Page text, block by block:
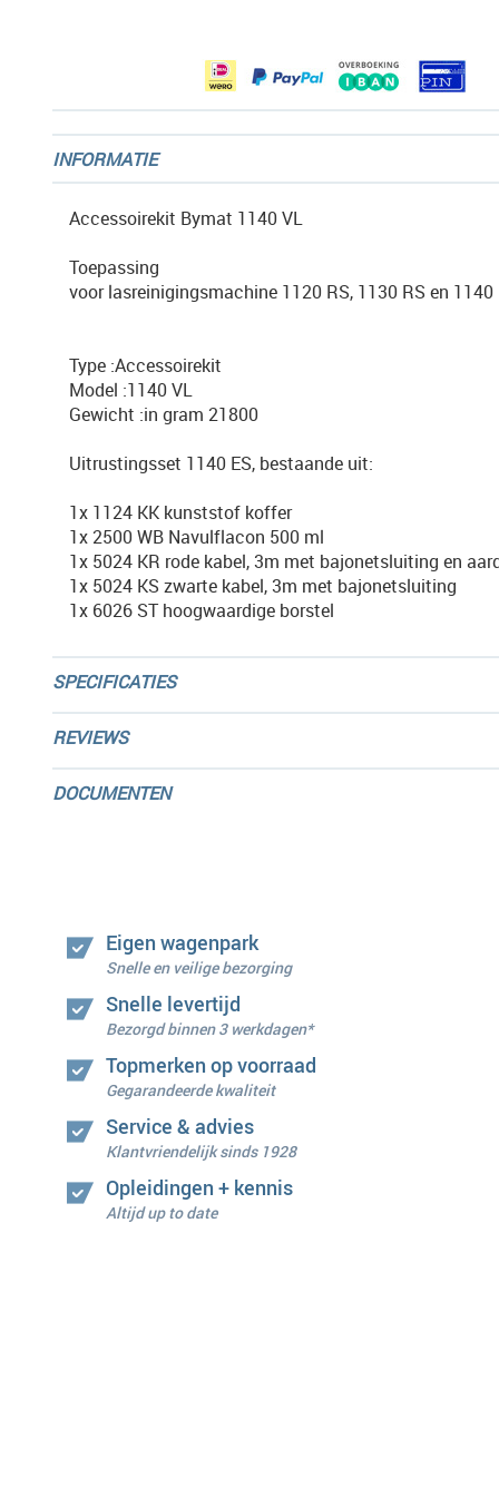
INFORMATIE
Accessoirekit Bymat 1140 VL
Toepassing
voor lasreinigingsmachine 1120 RS, 1130 RS en 1140
Type :Accessoirekit
Model :1140 VL
Gewicht :in gram 21800
Uitrustingsset 1140 ES, bestaande uit:
1x 1124 KK kunststof koffer
1x 2500 WB Navulflacon 500 ml
1x 5024 KR rode kabel, 3m met bajonetsluiting en
1x 5024 KS zwarte kabel, 3m met bajonetsluiting
1x 6026 ST hoogwaardige borstel
SPECIFICATIES
REVIEWS
DOCUMENTEN
Eigen wagenpark
Snelle en veilige bezorging
Snelle levertijd
Bezorgd binnen 3 werkdagen*
Topmerken op voorraad
Gegarandeerde kwaliteit
Service & advies
Klantvriendelijk sinds 1928
Opleidingen + kennis
Altijd up to date